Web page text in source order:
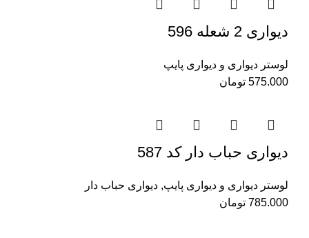
دیواری 2 شعله 596
لوستر دیواری و دیواری پایپ
575.000 تومان
دیواری حباب دار کد 587
لوستر دیواری و دیواری پایپ, دیواری حباب دار
785.000 تومان